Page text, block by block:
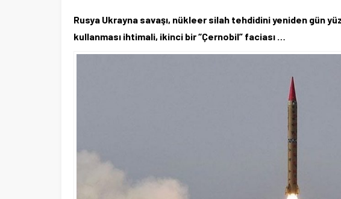
Rusya Ukrayna savaşı, nükleer silah tehdidini yeniden gün
kullanması ihtimali, ikinci bir “Çernobil” faciası …